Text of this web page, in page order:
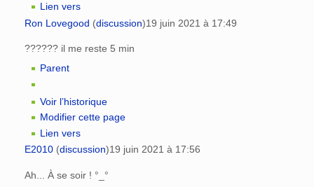
Lien vers
Ron Lovegood (discussion)19 juin 2021 à 17:49
?????? il me reste 5 min
Parent
Voir l’historique
Modifier cette page
Lien vers
E2010 (discussion)19 juin 2021 à 17:56
Ah... À se soir ! °_°